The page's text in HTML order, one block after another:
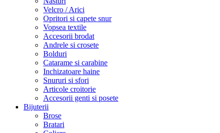
Velcro / Arici
Opritori si capete snur
Vopsea textile
Accesorii brodat
Andrele si crosete
Bolduri
Catarame si carabine
Inchizatoare haine
Snururi si sfori
Articole croitorie
Accesorii genti si posete
Bijuterii
Brose
Bratari